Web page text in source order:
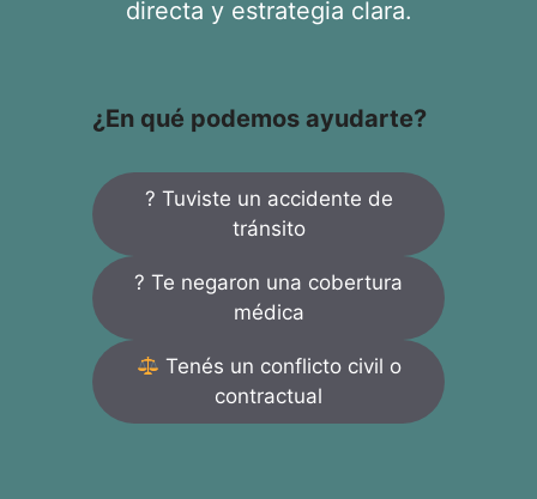
directa y estrategia clara.
¿En qué podemos ayudarte?
? Tuviste un accidente de
tránsito
? Te negaron una cobertura
médica
Tenés un conflicto civil o
contractual